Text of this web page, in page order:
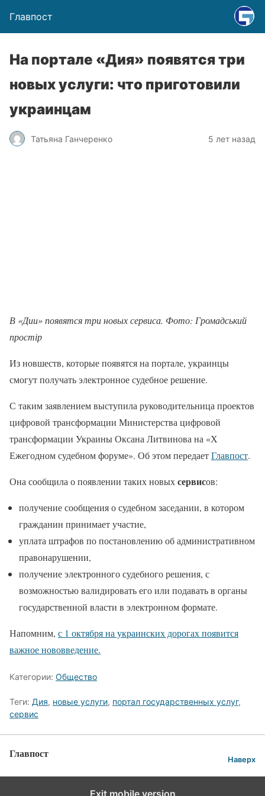
Главпост
На портале «Дия» появятся три
новых услуги: что приготовили
украинцам
Татьяна Ганчеренко 5 лет назад
В «Дии» появятся три новых сервиса. Фото: Громадський
простір
Из новшеств, которые появятся на портале, украинцы
смогут получать электронное судебное решение.
С таким заявлением выступила руководительница проектов
цифровой трансформации Министерства цифровой
трансформации Украины Оксана Литвинова на «Х
Ежегодном судебном форуме». Об этом передаетГлавпост.
Она сообщила о появлении таких новыхсервисов:
получение сообщения о судебном заседании, в котором
гражданин принимает участие,
уплата штрафов по постановлению об административном
правонарушении,
получение электронного судебного решения, с
возможностью валидировать его или подавать в органы
государственной власти в электронном формате.
Напомним, с 1 октября на украинских дорогах появится
важное нововведение.
Категории: Общество
Теги: Дия, новые услуги, портал государственных услуг,
сервис
Главпост Наверх